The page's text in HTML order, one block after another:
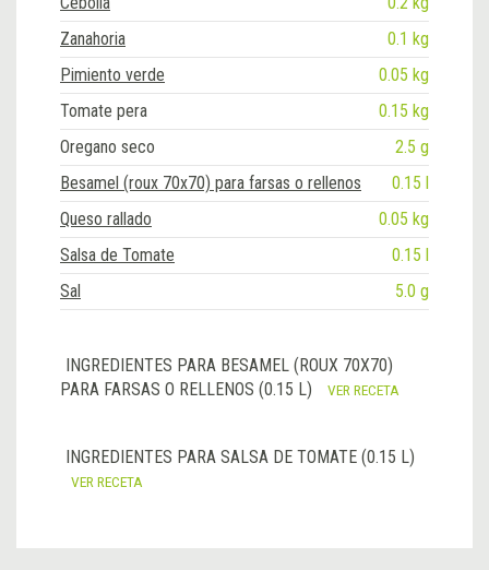
Zanahoria
0.1 kg
Pimiento verde
0.05 kg
Tomate pera
0.15 kg
Oregano seco
2.5 g
Besamel (roux 70x70) para farsas o rellenos
0.15 l
Queso rallado
0.05 kg
Salsa de Tomate
0.15 l
Sal
5.0 g
INGREDIENTES PARA BESAMEL (ROUX 70X70)
PARA FARSAS O RELLENOS (0.15 L)
VER RECETA
INGREDIENTES PARA SALSA DE TOMATE (0.15 L)
VER RECETA